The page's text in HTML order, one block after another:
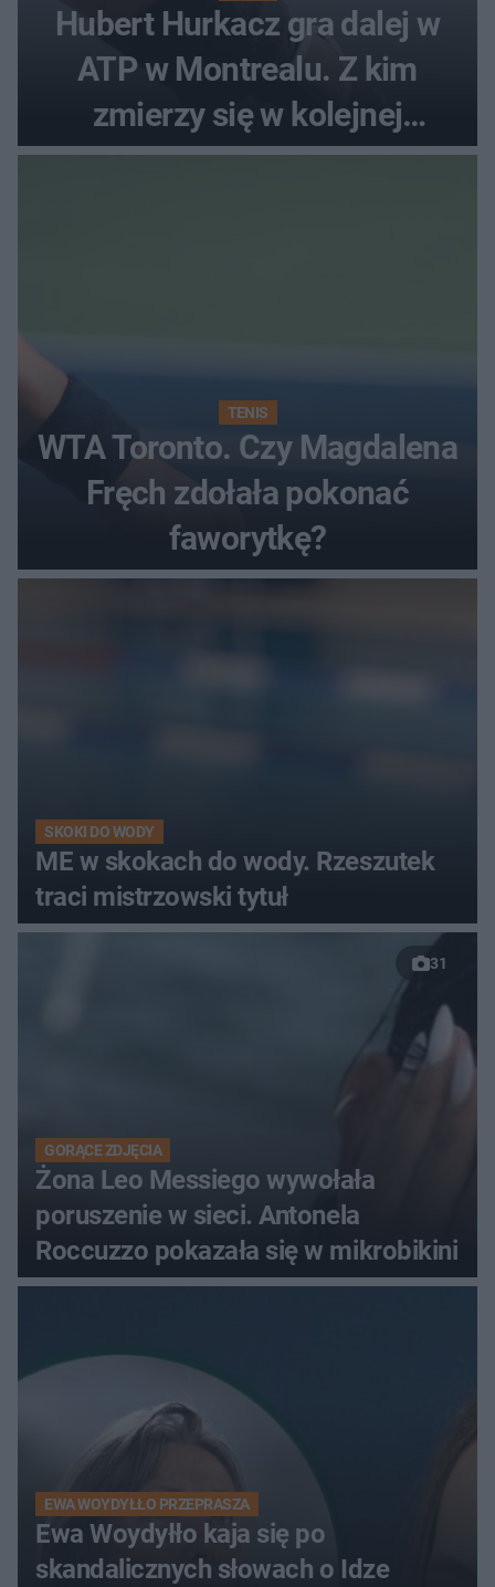
Hubert Hurkacz gra dalej w
ATP w Montrealu. Z kim
zmierzy się w kolejnej
rundzie?
TENIS
WTA Toronto. Czy Magdalena
Fręch zdołała pokonać
faworytkę?
SKOKI DO WODY
ME w skokach do wody. Rzeszutek
traci mistrzowski tytuł
31
GORĄCE ZDJĘCIA
Żona Leo Messiego wywołała
poruszenie w sieci. Antonela
Roccuzzo pokazała się w mikrobikini
EWA WOYDYŁŁO PRZEPRASZA
Ewa Woydyłło kaja się po
skandalicznych słowach o Idze